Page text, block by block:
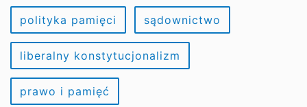
polityka pamięci sądownictwo
liberalny konstytucjonalizm
prawo i pamięć